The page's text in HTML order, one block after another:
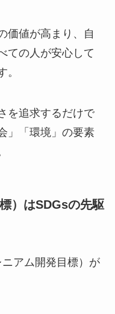
価値が高まり、自
ての人が安心して
。
を追求するだけで
」「環境」の要素
）はSDGsの先駆
アム開発目標）が